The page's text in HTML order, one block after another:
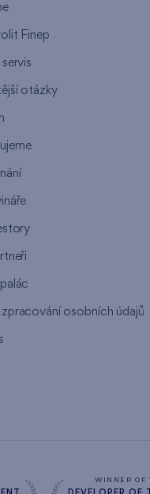
Finep
otázky
zpracování osobních údajů
WINNER OF